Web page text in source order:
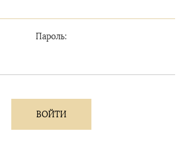
Пароль: